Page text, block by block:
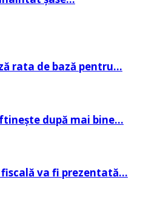
rata de bază pentru…
după mai bine…
va fi prezentată…